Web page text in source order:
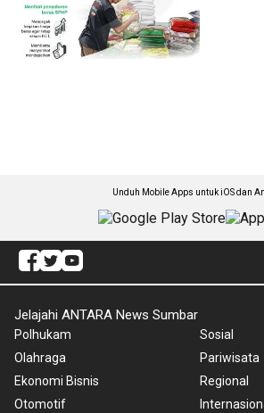
Unduh Mobile Apps untuk iOS dan
Jelajahi ANTARA News Sumbar
Polhukam
Olahraga
Ekonomi Bisnis
Otomotif
Sosial
Pariwisata
Regional